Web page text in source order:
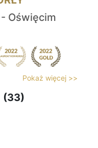
Oświęcim
Pokaż więcej >>
(33)